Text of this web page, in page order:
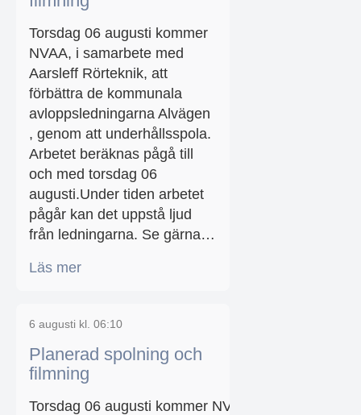
Torsdag 06 augusti kommer
NVAA, i samarbete med
Aarsleff Rörteknik, att
förbättra de kommunala
avloppsledningarna Alvägen
, genom att underhållsspola.
Arbetet beräknas pågå till
och med torsdag 06
augusti.Under tiden arbetet
pågår kan det uppstå ljud
från ledningarna. Se gärna…
Läs mer
6 augusti kl. 06:10
Planerad spolning och
filmning
Torsdag 06 augusti kommer NVAA,